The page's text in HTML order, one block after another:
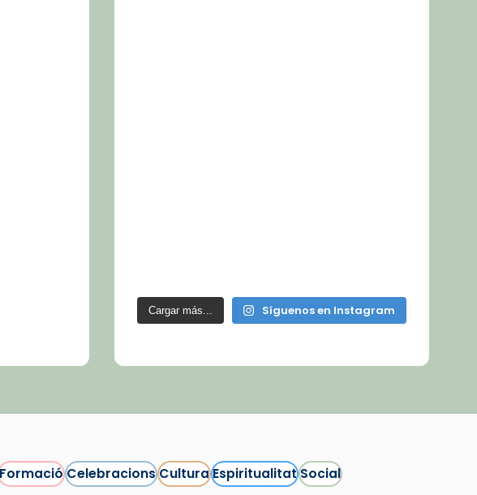
Cargar más... Síguenos en Instagram
FormacióCelebracionsCulturaEspiritualitatSocial